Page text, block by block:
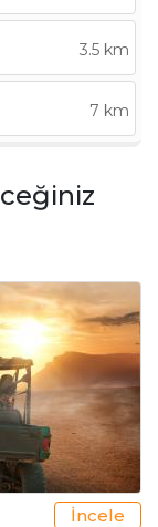
3.5 km
7 km
İncele